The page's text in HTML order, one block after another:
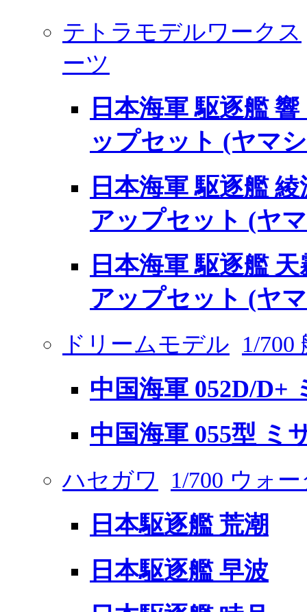
テトラモデルワークス
ーツ
日本海軍 駆逐艦
ップセット (ヤマ
日本海軍 駆逐艦
アップセット (ヤ
日本海軍 駆逐艦
アップセット (ヤ
ドリームモデル 1/700
中国海軍 052D/D+
中国海軍 055型 ミ
ハセガワ 1/700 ウォ
日本駆逐艦 荒潮
日本駆逐艦 早波